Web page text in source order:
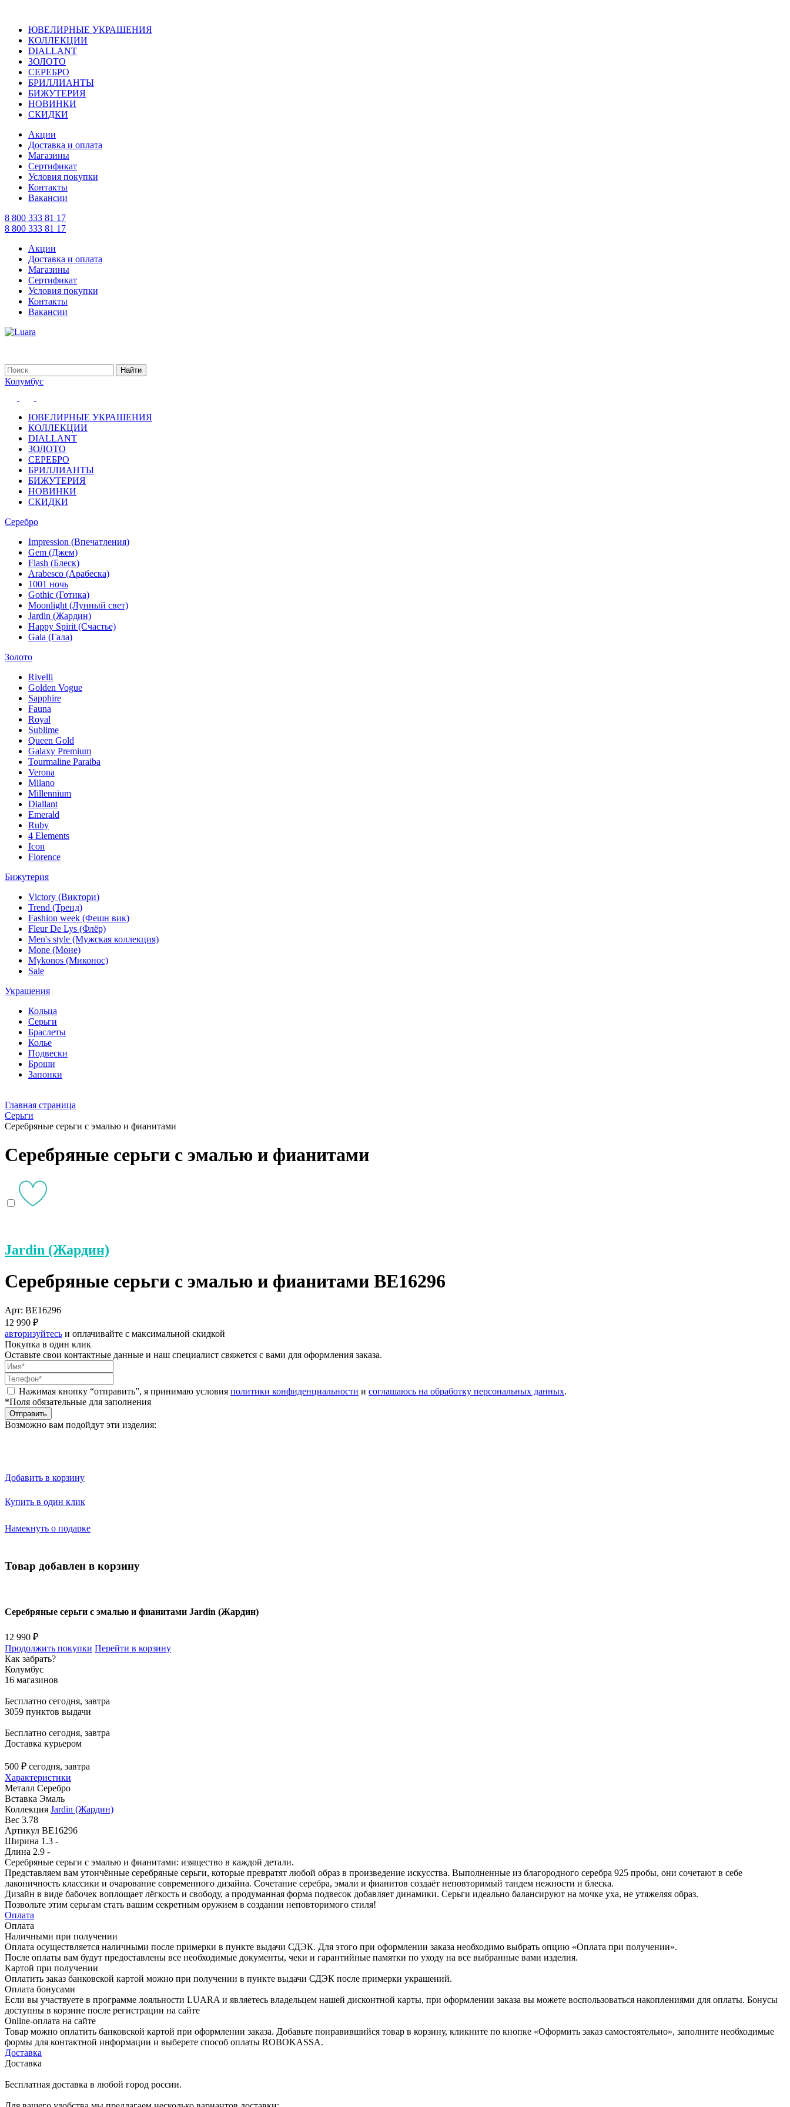
ЮВЕЛИРНЫЕ УКРАШЕНИЯ
КОЛЛЕКЦИИ
DIALLANT
ЗОЛОТО
СЕРЕБРО
БРИЛЛИАНТЫ
БИЖУТЕРИЯ
НОВИНКИ
СКИДКИ
Акции
Доставка и оплата
Магазины
Сертификат
Условия покупки
Контакты
Вакансии
8 800 333 81 17
8 800 333 81 17
Акции
Доставка и оплата
Магазины
Сертификат
Условия покупки
Контакты
Вакансии
Колумбус
ЮВЕЛИРНЫЕ УКРАШЕНИЯ
КОЛЛЕКЦИИ
DIALLANT
ЗОЛОТО
СЕРЕБРО
БРИЛЛИАНТЫ
БИЖУТЕРИЯ
НОВИНКИ
СКИДКИ
Серебро
Impression (Впечатления)
Gem (Джем)
Flash (Блеск)
Arabesco (Арабеска)
1001 ночь
Gothic (Готика)
Moonlight (Лунный свет)
Jardin (Жардин)
Happy Spirit (Счастье)
Gala (Гала)
Золото
Rivelli
Golden Vogue
Sapphire
Fauna
Royal
Sublime
Queen Gold
Galaxy Premium
Tourmaline Paraiba
Verona
Milano
Millennium
Diallant
Emerald
Ruby
4 Elements
Icon
Florence
Бижутерия
Victory (Виктори)
Trend (Тренд)
Fashion week (Фешн вик)
Fleur De Lys (Флёр)
Men's style (Мужская коллекция)
Mone (Моне)
Mykonos (Миконос)
Sale
Украшения
Кольца
Серьги
Браслеты
Колье
Подвески
Броши
Запонки
Главная страница
Серьги
Серебряные серьги с эмалью и фианитами
Серебряные серьги с эмалью и фианитами
Jardin (Жардин)
Серебряные серьги с эмалью и фианитами BE16296
Арт: BE16296
12 990 ₽
авторизуйтесь и оплачивайте с максимальной скидкой
Покупка в один клик
Оставьте свои контактные данные и наш специалист свяжется с вами для оформления заказа.
Нажимая кнопку “отправить”, я принимаю условия политики конфиденциальности и соглашаюсь на обработку персональных данных.
*Поля обязательные для заполнения
Отправить
Возможно вам подойдут эти изделия:
Добавить в корзину
Купить в один клик
Намекнуть о подарке
Товар добавлен в корзину
Серебряные серьги с эмалью и фианитами Jardin (Жардин)
12 990 ₽
Продолжить покупки Перейти в корзину
Как забрать?
Колумбус
16 магазинов
Бесплатно сегодня, завтра
3059 пунктов выдачи
Бесплатно сегодня, завтра
Доставка курьером
500 ₽ сегодня, завтра
Характеристики
Металл Серебро
Вставка Эмаль
Коллекция Jardin (Жардин)
Вес 3.78
Артикул BE16296
Ширина 1.3 -
Длина 2.9 -
Серебряные серьги с эмалью и фианитами: изящество в каждой детали.
Представляем вам утончённые серебряные серьги, которые превратят любой образ в произведение искусства. Выполненные из благородного серебра 925 пробы, они сочетают в себе
лаконичность классики и очарование современного дизайна. Сочетание серебра, эмали и фианитов создаёт неповторимый тандем нежности и блеска.
Дизайн в виде бабочек воплощает лёгкость и свободу, а продуманная форма подвесок добавляет динамики. Серьги идеально балансируют на мочке уха, не утяжеляя образ.
Позвольте этим серьгам стать вашим секретным оружием в создании неповторимого стиля!
Оплата
Оплата
Наличными при получении
Оплата осуществляется наличными после примерки в пункте выдачи СДЭК. Для этого при оформлении заказа необходимо выбрать опцию «Оплата при получении».
После оплаты вам будут предоставлены все необходимые документы, чеки и гарантийные памятки по уходу на все выбранные вами изделия.
Картой при получении
Оплатить заказ банковской картой можно при получении в пункте выдачи СДЭК после примерки украшений.
Оплата бонусами
Если вы участвуете в программе лояльности LUARA и являетесь владельцем нашей дисконтной карты, при оформлении заказа вы можете воспользоваться накоплениями для оплаты. Бонусы
доступны в корзине после регистрации на сайте
Online-оплата на сайте
Товар можно оплатить банковской картой при оформлении заказа. Добавьте понравившийся товар в корзину, кликните по кнопке «Оформить заказ самостоятельно», заполните необходимые
формы для контактной информации и выберете способ оплаты ROBOKASSA.
Доставка
Доставка
Бесплатная доставка в любой город россии.